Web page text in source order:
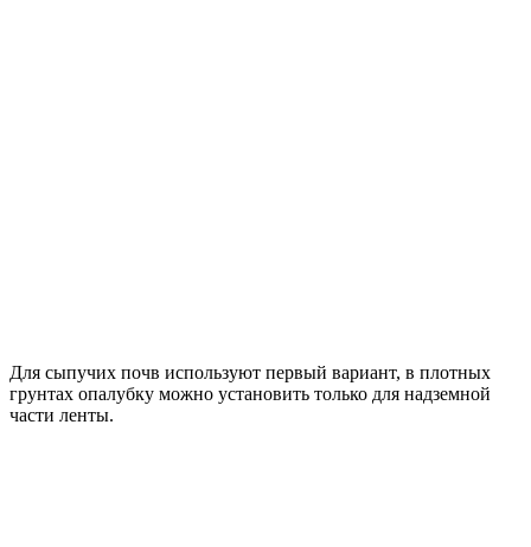
Для сыпучих почв используют первый вариант, в плотных
грунтах опалубку можно установить только для надземной
части ленты.